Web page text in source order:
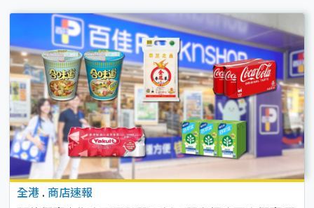
全港 . 商店速報